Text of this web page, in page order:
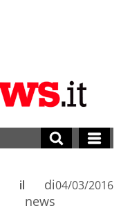
di
news
il 04/03/2016